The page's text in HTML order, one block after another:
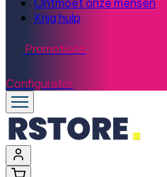
Krijg hulp
Promotions
Configurator